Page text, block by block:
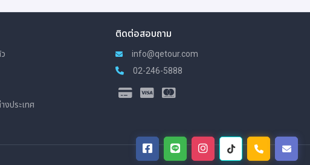
งประเทศ
ติดต่อสอบถาม
info@qetour.com
02-246-5888